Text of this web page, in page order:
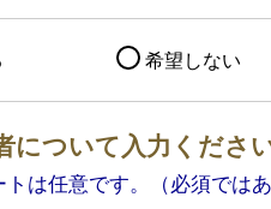
希望しない
について入力くださ
は任意です。（必須ではあ